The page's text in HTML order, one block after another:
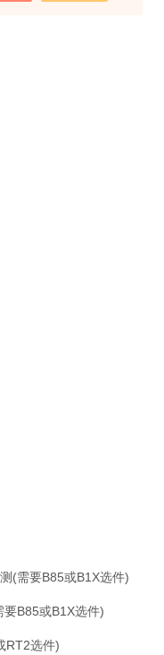
(需要B85或B1X选件)
B85或B1X选件)
RT2选件)